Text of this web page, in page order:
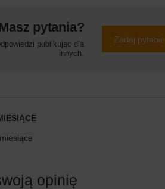
pytania?
publikując dla
innych.
Zadaj pytanie
opinię